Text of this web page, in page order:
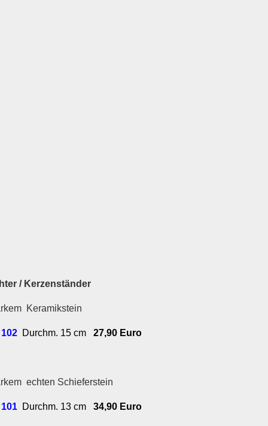
/ Kerzenständer
Keramikstein
Durchm. 15 cm 27,90 Euro
echten Schieferstein
Durchm. 13 cm 34,90 Euro